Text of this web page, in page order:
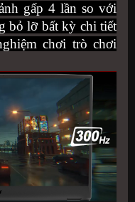
gấp 4 lần so với
bỏ lỡ bất kỳ chi tiết
chơi trò chơi